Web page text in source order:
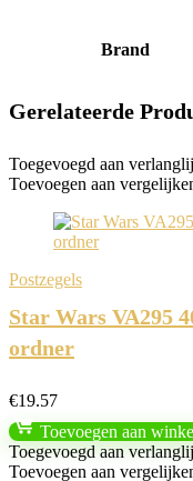
Brand
Gerelateerde
Toegevoegd aan
Toevoegen aan
Postzegels
Star Wars VA295
ordner
€19.57
Toevoegen aan
Toegevoegd aan
Toevoegen aan